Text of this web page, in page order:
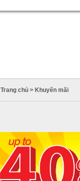
Trang chủ > Khuyến mãi